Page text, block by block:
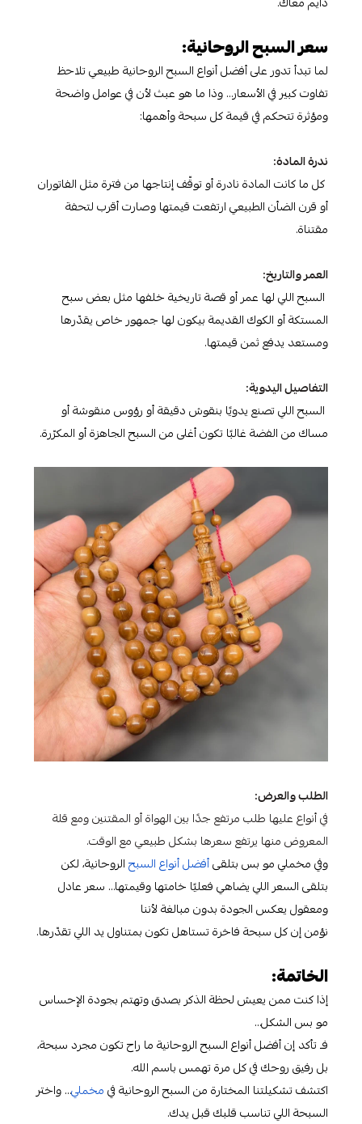
سعر السبح الروحانية:
لما تبدأ تدور على أفضل أنواع السبح الروحانية طبيعي تلاحظ
تفاوت كبير في الأسعار… وذا ما هو عبث لأن في عوامل واضحة
ومؤثرة تتحكم في قيمة كل سبحة وأهمها:
ندرة المادة:
كل ما كانت المادة نادرة أو توقّف إنتاجها من فترة مثل الفاتوران
أو قرن الضأن الطبيعي ارتفعت قيمتها وصارت أقرب لتحفة
مقتناة.
العمر والتاريخ:
السبح اللي لها عمر أو قصة تاريخية خلفها مثل بعض سبح
المستكة أو الكوك القديمة بيكون لها جمهور خاص يقدّرها
ومستعد يدفع ثمن قيمتها.
التفاصيل اليدوية:
السبح اللي تصنع يدويًا بنقوش دقيقة أو رؤوس منقوشة أو
مساك من الفضة غالبًا تكون أغلى من السبح الجاهزة أو المكرّرة.
الطلب والعرض:
في أنواع عليها طلب مرتفع جدًا بين الهواة أو المقتنين ومع قلة
المعروض منها يرتفع سعرها بشكل طبيعي مع الوقت.
وفي مخملي مو بس بتلقىأفضل أنواع السبحالروحانية، لكن
بتلقى السعر اللي يضاهي فعليًا خامتها وقيمتها… سعر عادل
ومعقول يعكس الجودة بدون مبالغة لأننا
نؤمن إن كل سبحة فاخرة تستاهل تكون بمتناول يد اللي تقدّرها.
الخاتمة:
إذا كنت ممن يعيش لحظة الذكر بصدق وتهتم بجودة الإحساس
مو بس الشكل…
فـ تأكد إن أفضل أنواع السبح الروحانية ما راح تكون مجرد سبحة،
بل رفيق روحك في كل مرة تهمس باسم الله.
اكتشف تشكيلتنا المختارة من السبح الروحانية فيمخملي… واختر
السبحة اللي تناسب قلبك قبل يدك.